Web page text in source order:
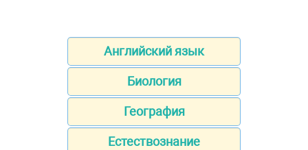
Английский язык
Биология
География
Естествознание